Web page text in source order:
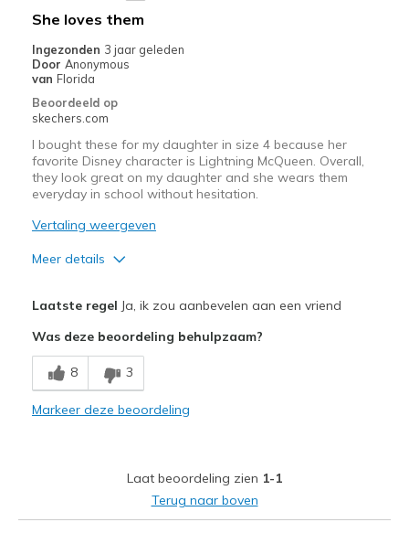
She loves them
Ingezonden 3 jaar geleden
Door Anonymous
van Florida
Beoordeeld op
skechers.com
I bought these for my daughter in size 4 because her
favorite Disney character is Lightning McQueen. Overall,
they look great on my daughter and she wears them
everyday in school without hesitation.
Vertaling weergeven
Meer details
They look great on my daughter
Width
Sizing
Feels true to size
Laatste regel Ja, ik zou aanbevelen aan een vriend
Was deze beoordeling behulpzaam?
8 3
Markeer deze beoordeling
Laat beoordeling zien 1-1
Terug naar boven